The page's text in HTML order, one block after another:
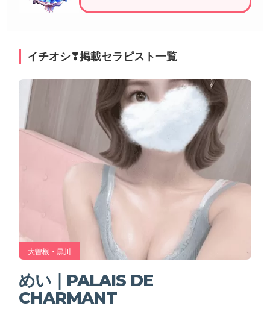
イチオシ❣掲載セラピスト一覧
大曽根・黒川
めい｜PALAIS DE
CHARMANT